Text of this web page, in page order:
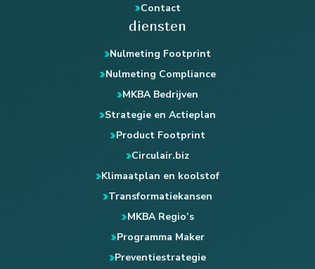
Contact
diensten
Nulmeting Footprint
Nulmeting Compliance
MKBA Bedrijven
Strategie en Actieplan
Product Footprint
Circulair.biz
Klimaatplan en koolstof
Transformatiekansen
MKBA Regio’s
Programma Maker
Preventiestrategie